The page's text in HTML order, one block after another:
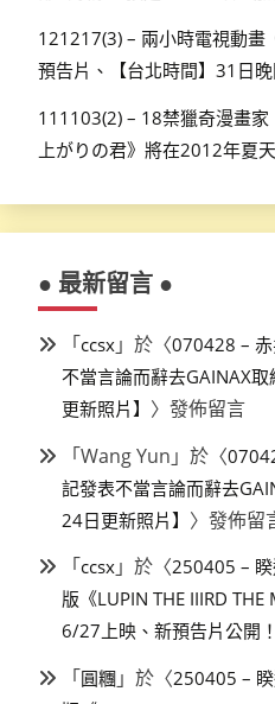
121217(3) – 兩小時電視動畫
預告片、【台北時間】31日
111103(2) – 18禁獵奇漫畫
上がりの君》將在2012年夏
● 最新留言 ●
「ccsx 」於〈070428 –
不當言論而辭去GAINAX
更新照片】 〉發佈留言
「Wang Yun 」於〈
記發表不當言論而辭去
24日更新照片】 〉發佈留
「ccsx 」於〈250405 –
版《LUPIN THE IIIRD
6/27上映、新預告片公開！
「圓糰 」於〈250405 –